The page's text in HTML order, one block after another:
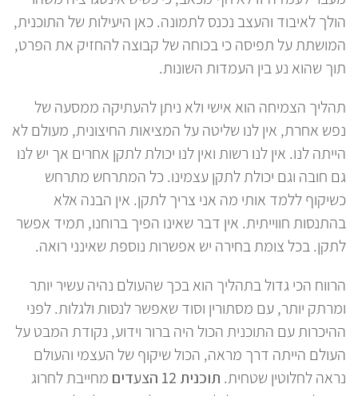
הולך לאיבוד והעצב נכנס לתמונה. כאן היעילות של התוכנית,
המושתת על תפיסה כי בכוחה של קבוצה להחזיק את הפרט,
תוך שהוא נע בין העמדות השונות.
תהליך הצמיחה הוא אישי ולא ניתן להעתיקה ממסעה של
נפש אחרת, אין לנו שליטה על המציאות החיצונית, מעולם לא
הייתה לנו. אין לנו רשות ואין לנו יכולת לתקן אחרים אך יש לנו
גם חובה וגם יכולת לתקן עצמינו. כל המתרחש מתרחש
כשיקוף ללמד אותי מה אני צריך לתקן. אין הבנה אלא
בהתנסות חווייתית. אין דבר שאינו הפיך ברוחנו, תמיד אפשר
לתקן. בכל צומת בחירה יש אפשרות נוספת שאינני רואה.
הרווח הכי גדול בתהליך הוא בכך שהעולם נהיה עשיר יותר
ומרתק יותר, עם מסתורין וסוד שאפשר לנסות ולגלות. לפני
ההיכרות עם התוכנית הכול היה ברור וידוע, נקודת המבט על
העולם הייתה דרך מראה, הכול שיקוף של העצמי והעולם
נראה לחלוטין שטחית. תוכנית 12 הצעדים
מחייבת לחרוג